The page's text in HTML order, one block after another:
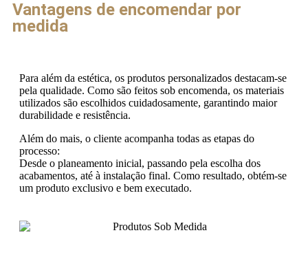
Vantagens de encomendar por
medida
Para além da estética, os produtos personalizados destacam-se
pela qualidade. Como são feitos sob encomenda, os materiais
utilizados são escolhidos cuidadosamente, garantindo maior
durabilidade e resistência.
Além do mais, o cliente acompanha todas as etapas do
processo:
Desde o planeamento inicial, passando pela escolha dos
acabamentos, até à instalação final. Como resultado, obtém-se
um produto exclusivo e bem executado.